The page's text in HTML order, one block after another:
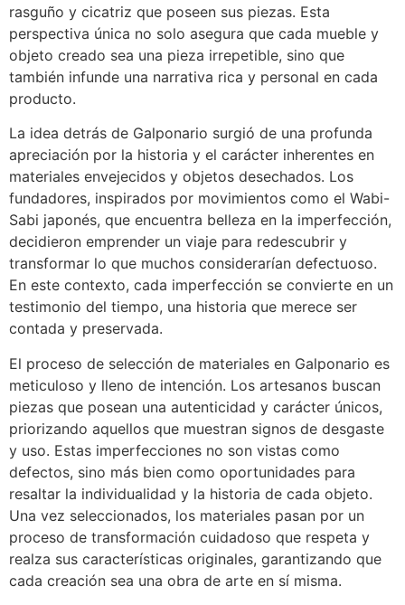
rasguño y cicatriz que poseen sus piezas. Esta
perspectiva única no solo asegura que cada mueble y
objeto creado sea una pieza irrepetible, sino que
también infunde una narrativa rica y personal en cada
producto.
La idea detrás de Galponario surgió de una profunda
apreciación por la historia y el carácter inherentes en
materiales envejecidos y objetos desechados. Los
fundadores, inspirados por movimientos como el Wabi-
Sabi japonés, que encuentra belleza en la imperfección,
decidieron emprender un viaje para redescubrir y
transformar lo que muchos considerarían defectuoso.
En este contexto, cada imperfección se convierte en un
testimonio del tiempo, una historia que merece ser
contada y preservada.
El proceso de selección de materiales en Galponario es
meticuloso y lleno de intención. Los artesanos buscan
piezas que posean una autenticidad y carácter únicos,
priorizando aquellos que muestran signos de desgaste
y uso. Estas imperfecciones no son vistas como
defectos, sino más bien como oportunidades para
resaltar la individualidad y la historia de cada objeto.
Una vez seleccionados, los materiales pasan por un
proceso de transformación cuidadoso que respeta y
realza sus características originales, garantizando que
cada creación sea una obra de arte en sí misma.